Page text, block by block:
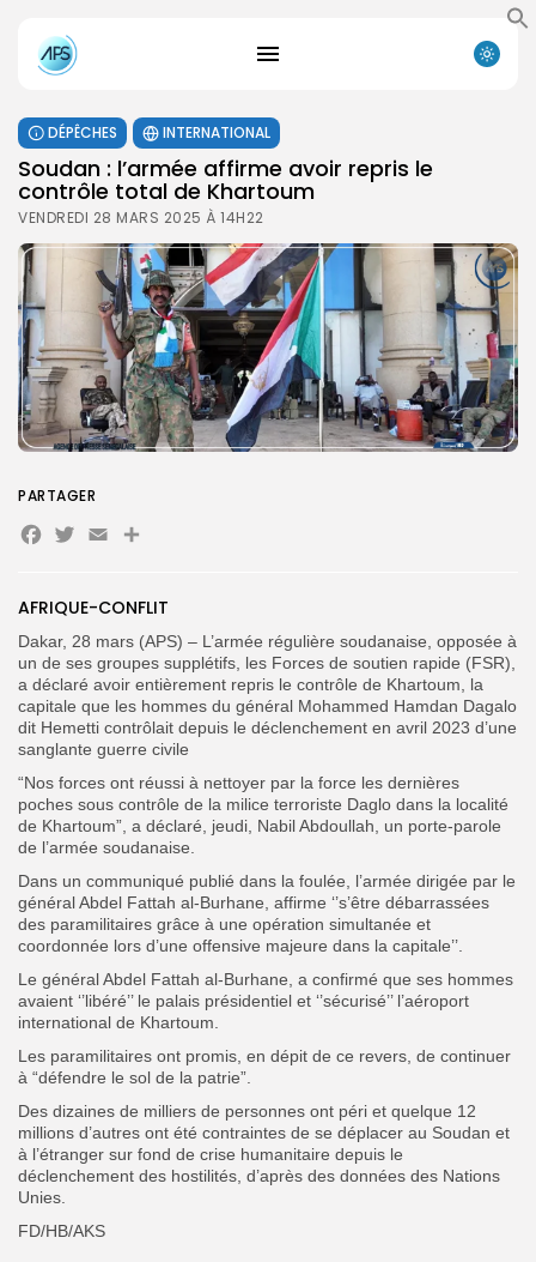
for:
DÉPÊCHES INTERNATIONAL
Soudan : l’armée affirme avoir repris le
contrôle total de Khartoum
VENDREDI 28 MARS 2025 À 14H22
AFRIQUE-CONFLIT
Dakar, 28 mars (APS) – L’armée régulière soudanaise, opposée à
un de ses groupes supplétifs, les Forces de soutien rapide (FSR),
a déclaré avoir entièrement repris le contrôle de Khartoum, la
capitale que les hommes du général Mohammed Hamdan Dagalo
dit Hemetti contrôlait depuis le déclenchement en avril 2023 d’une
sanglante guerre civile
“Nos forces ont réussi à nettoyer par la force les dernières
poches sous contrôle de la milice terroriste Daglo dans la localité
de Khartoum”, a déclaré, jeudi, Nabil Abdoullah, un porte-parole
de l’armée soudanaise.
Dans un communiqué publié dans la foulée, l’armée dirigée par le
général Abdel Fattah al-Burhane, affirme ‘’s’être débarrassées
des paramilitaires grâce à une opération simultanée et
coordonnée lors d’une offensive majeure dans la capitale’’.
Le général Abdel Fattah al-Burhane, a confirmé que ses hommes
avaient ‘’libéré’’ le palais présidentiel et ‘’sécurisé’’ l’aéroport
international de Khartoum.
Les paramilitaires ont promis, en dépit de ce revers, de continuer
à “défendre le sol de la patrie”.
Des dizaines de milliers de personnes ont péri et quelque 12
millions d’autres ont été contraintes de se déplacer au Soudan et
à l’étranger sur fond de crise humanitaire depuis le
déclenchement des hostilités, d’après des données des Nations
Unies.
FD/HB/AKS
PARTAGER
Facebook
Twitter
EmailPartager